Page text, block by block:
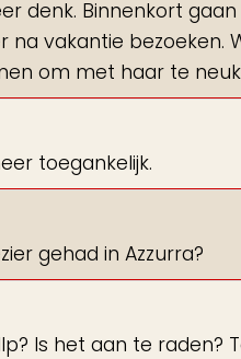
denk. Binnenkort
na vakantie bezoeken.
om met haar te
toegankelijk.
gehad in Azzurra?
Is het aan te raden?